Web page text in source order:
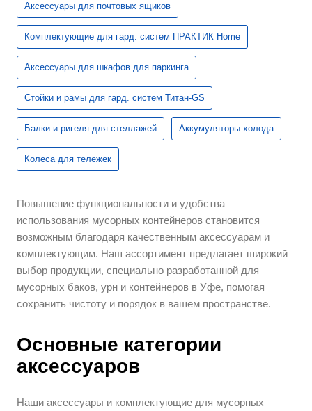
Аксессуары для почтовых ящиков
Комплектующие для гард. систем ПРАКТИК Home
Аксессуары для шкафов для паркинга
Стойки и рамы для гард. систем Титан-GS
Балки и ригеля для стеллажей Аккумуляторы холода
Колеса для тележек
Повышение функциональности и удобства
использования мусорных контейнеров становится
возможным благодаря качественным аксессуарам и
комплектующим. Наш ассортимент предлагает широкий
выбор продукции, специально разработанной для
мусорных баков, урн и контейнеров в Уфе, помогая
сохранить чистоту и порядок в вашем пространстве.
Основные категории
аксессуаров
Наши аксессуары и комплектующие для мусорных